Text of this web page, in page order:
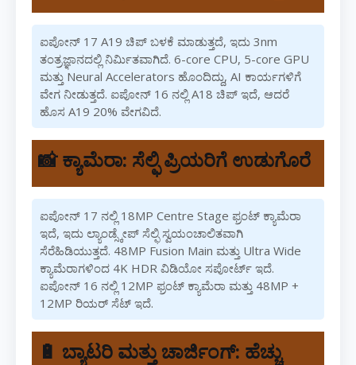
ಐಪೋನ್ 17 A19 ಚಿಪ್ ಬಳಕೆ ಮಾಡುತ್ತದೆ, ಇದು 3nm
ತಂತ್ರಜ್ಞಾನದಲ್ಲಿ ನಿರ್ಮಿತವಾಗಿದೆ. 6-core CPU, 5-core GPU
ಮತ್ತು Neural Accelerators ಹೊಂದಿದ್ದು, AI ಕಾರ್ಯಗಳಿಗೆ
ವೇಗ ನೀಡುತ್ತದೆ. ಐಪೋನ್ 16 ನಲ್ಲಿ A18 ಚಿಪ್ ಇದೆ, ಆದರೆ
ಹೊಸ A19 20% ವೇಗವಿದೆ.
📸 ಕ್ಯಾಮೆರಾ: ಸೆಲ್ಫಿ ಪ್ರಿಯರಿಗೆ ಉಡುಗೊರೆ
ಐಪೋನ್ 17 ನಲ್ಲಿ 18MP Centre Stage ಫ್ರಂಟ್ ಕ್ಯಾಮೆರಾ
ಇದೆ, ಇದು ಲ್ಯಾಂಡ್ಸ್ಕೇಪ್ ಸೆಲ್ಫಿ ಸ್ವಯಂಚಾಲಿತವಾಗಿ
ಸೆರೆಹಿಡಿಯುತ್ತದೆ. 48MP Fusion Main ಮತ್ತು Ultra Wide
ಕ್ಯಾಮೆರಾಗಳಿಂದ 4K HDR ವಿಡಿಯೋ ಸಪೋರ್ಟ್ ಇದೆ.
ಐಪೋನ್ 16 ನಲ್ಲಿ 12MP ಫ್ರಂಟ್ ಕ್ಯಾಮೆರಾ ಮತ್ತು 48MP +
12MP ರಿಯರ್ ಸೆಟ್ ಇದೆ.
🔋 ಬ್ಯಾಟರಿ ಮತ್ತು ಚಾರ್ಜಿಂಗ್: ಹೆಚ್ಚು